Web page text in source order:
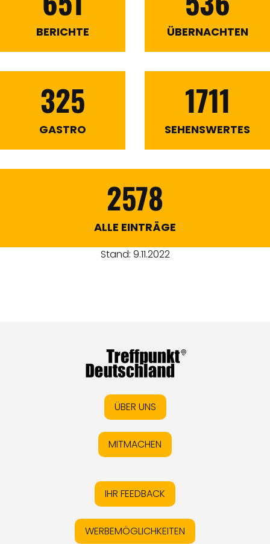
THEMEN
ANGEBOTE
BERICHTE ÜBERNACHTEN
325
GASTRO
1711
SEHENSWERTES
2578
ALLE EINTRÄGE
Stand: 9.11.2022
ÜBER UNS
MITMACHEN
IHR FEEDBACK
WERBEMÖGLICHKEITEN